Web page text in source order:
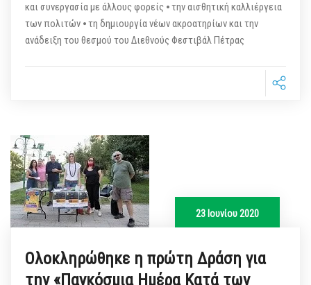
και συνεργασία με άλλους φορείς ⦁ την αισθητική καλλιέργεια
των πολιτών ⦁ τη δημιουργία νέων ακροατηρίων και την
ανάδειξη του θεσμού του Διεθνούς Φεστιβάλ Πέτρας
23 Ιουνίου 2020
Ολοκληρώθηκε η πρώτη Δράση για
την «Παγκόσμια Ημέρα Κατά των